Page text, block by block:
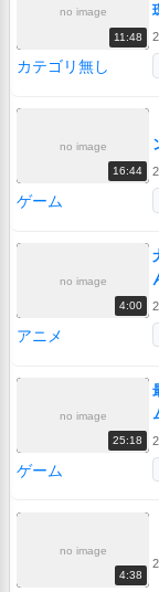
no image
11:48
カテゴリ無し
no image
16:44
ゲーム
no image
4:00
アニメ
no image
25:18
ゲーム
no image
4:38